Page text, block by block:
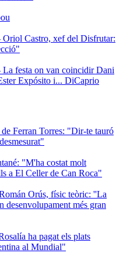
Oriol Castro, xef del Disfrutar:
festa on van coincidir Dani
Expósito i... DiCaprio
Ferran Torres: "Dir-te tauró
"M'ha costat molt
a El Celler de Can Roca"
Orús, físic teòric: ''La
desenvolupament més gran
ha pagat els plats
al Mundial"